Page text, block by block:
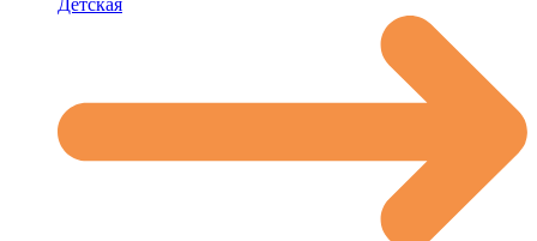
Детская